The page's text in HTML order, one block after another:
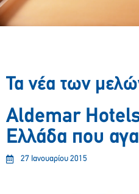
Τα νέα των
Aldemar
Ελλάδα που
27 Ιανουαρίου 2015